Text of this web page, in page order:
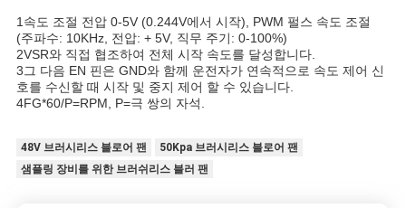
1속도 조절 전압 0-5V (0.244V에서 시작), PWM 펄스 속도 조절
(주파수: 10KHz, 전압: + 5V, 직무 주기: 0-100%)
2VSR와 직접 협조하여 전체 시작 속도를 달성합니다.
3그 다음 EN 핀은 GND와 함께 운전자가 연속적으로 속도 제어 신
호를 수신할 때 시작 및 중지 제어 할 수 있습니다.
4FG*60/P=RPM, P=극 쌍의 자석.
48V 브러시리스 블로어 팬
50Kpa 브러시리스 블로어 팬
샘플링 장비를 위한 브러쉬리스 블러 팬